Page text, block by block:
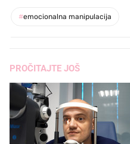
#emocionalna manipulacija
PROČITAJTE JOŠ